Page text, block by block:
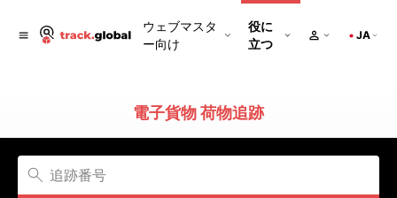
ウェブマスタ
ー向け
役に
立つ
JA
電子貨物 荷物追跡